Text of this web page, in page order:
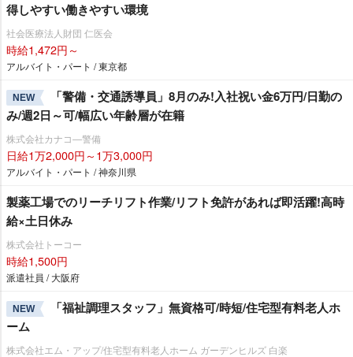
得しやすい働きやすい環境
社会医療法人財団 仁医会
時給1,472円～
アルバイト・パート / 東京都
NEW
「警備・交通誘導員」8月のみ!入社祝い金6万円/日勤の
み/週2日～可/幅広い年齢層が在籍
株式会社カナコ―警備
日給1万2,000円～1万3,000円
アルバイト・パート / 神奈川県
製薬工場でのリーチリフト作業/リフト免許があれば即活躍!高時
給×土日休み
株式会社トーコー
時給1,500円
派遣社員 / 大阪府
NEW
「福祉調理スタッフ」無資格可/時短/住宅型有料老人ホ
ーム
株式会社エム・アップ/住宅型有料老人ホーム ガーデンヒルズ 白楽